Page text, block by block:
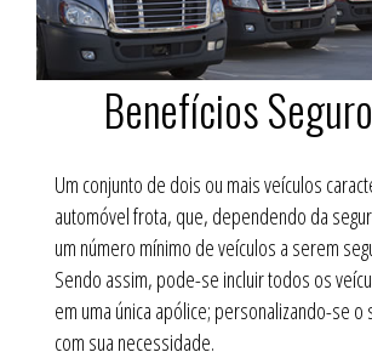
Benefícios
Um conjunto de dois ou mais veículos
automóvel frota, que, dependendo da
um número mínimo de veículos a serem
Sendo assim, pode-se incluir todos os
em uma única apólice; personalizando-se
com sua necessidade.